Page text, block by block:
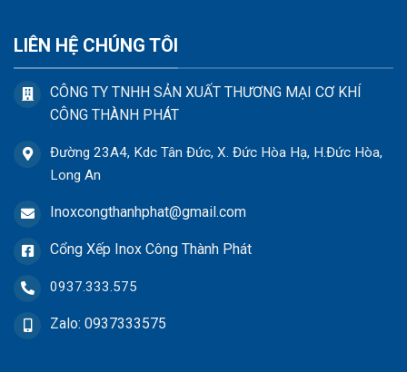
LIÊN HỆ CHÚNG TÔI
CÔNG TY TNHH SẢN XUẤT THƯƠNG MẠI CƠ KHÍ
CÔNG THÀNH PHÁT
Đường 23A4, Kdc Tân Đức, X. Đức Hòa Hạ, H.Đức Hòa,
Long An
Inoxcongthanhphat@gmail.com
Cổng Xếp Inox Công Thành Phát
0937.333.575
Zalo: 0937333575